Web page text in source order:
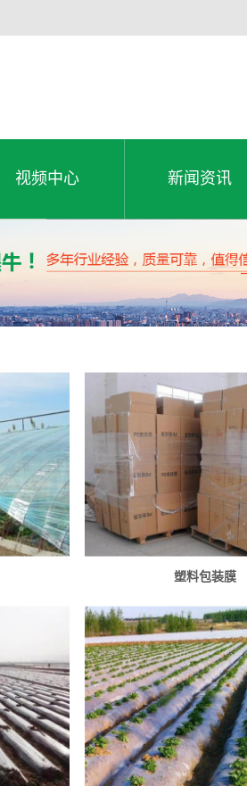
视频中心
视频中心
新闻资讯
新闻资讯
行业动态
常见问题
塑料包装膜